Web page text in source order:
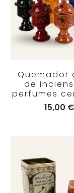
Quemador
de
perfumes
15,00 €